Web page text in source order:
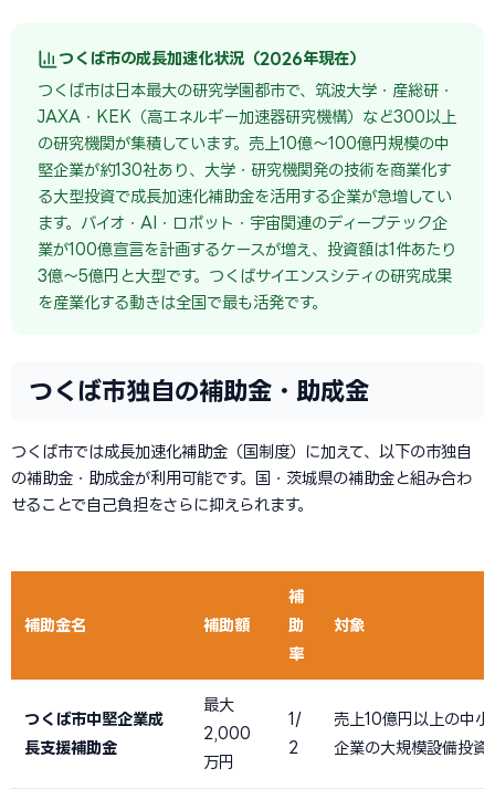
つくば市の成長加速化状況（2026年現在）
つくば市は日本最大の研究学園都市で、筑波大学・産総研・
JAXA・KEK（高エネルギー加速器研究機構）など300以上
の研究機関が集積しています。売上10億〜100億円規模の中
堅企業が約130社あり、大学・研究機関発の技術を商業化す
る大型投資で成長加速化補助金を活用する企業が急増してい
ます。バイオ・AI・ロボット・宇宙関連のディープテック企
業が100億宣言を計画するケースが増え、投資額は1件あたり
3億〜5億円と大型です。つくばサイエンスシティの研究成果
を産業化する動きは全国で最も活発です。
つくば市独自の補助金・助成金
つくば市では成長加速化補助金（国制度）に加えて、以下の市独自
の補助金・助成金が利用可能です。国・茨城県の補助金と組み合わ
せることで自己負担をさらに抑えられます。
補助金名 補助額
補
助
率
対象
つくば市中堅企業成
長支援補助金
最大
2,000
万円
1/
2
売上10億円以上の中小
企業の大規模設備投資